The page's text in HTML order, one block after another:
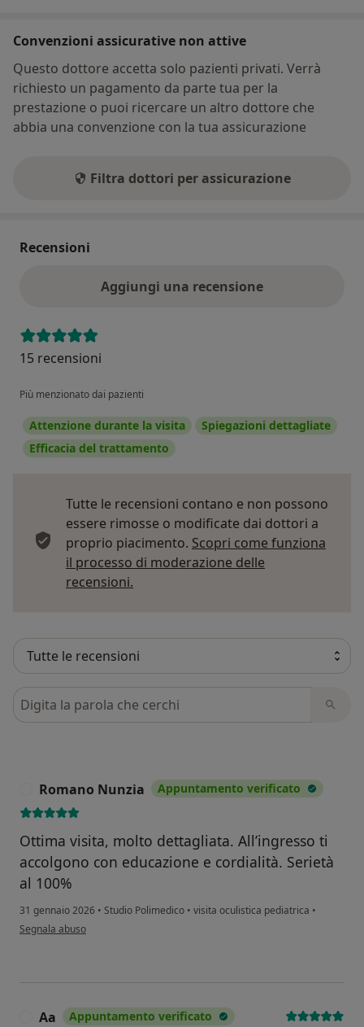
Convenzioni assicurative non attive
Questo dottore accetta solo pazienti privati. Verrà
richiesto un pagamento da parte tua per la
prestazione o puoi ricercare un altro dottore che
abbia una convenzione con la tua assicurazione
Filtra dottori per assicurazione
Recensioni
Aggiungi una recensione
15 recensioni
Più menzionato dai pazienti
Attenzione durante la visita
Spiegazioni dettagliate
Efficacia del trattamento
Tutte le recensioni contano e non possono
essere rimosse o modificate dai dottori a
proprio piacimento. Scopri come funziona
il processo di moderazione delle
recensioni.
Cerca nelle recensioni
Romano Nunzia Appuntamento verificato
Ottima visita, molto dettagliata. All’ingresso ti
accolgono con educazione e cordialità. Serietà
al 100%
31 gennaio 2026 • Studio Polimedico • visita oculistica pediatrica •
secondo l'opinione dell'utente Romano Nunzia
Segnala abuso
Aa Appuntamento verificato